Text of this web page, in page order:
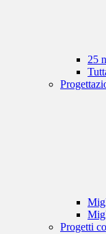
25
Progetti